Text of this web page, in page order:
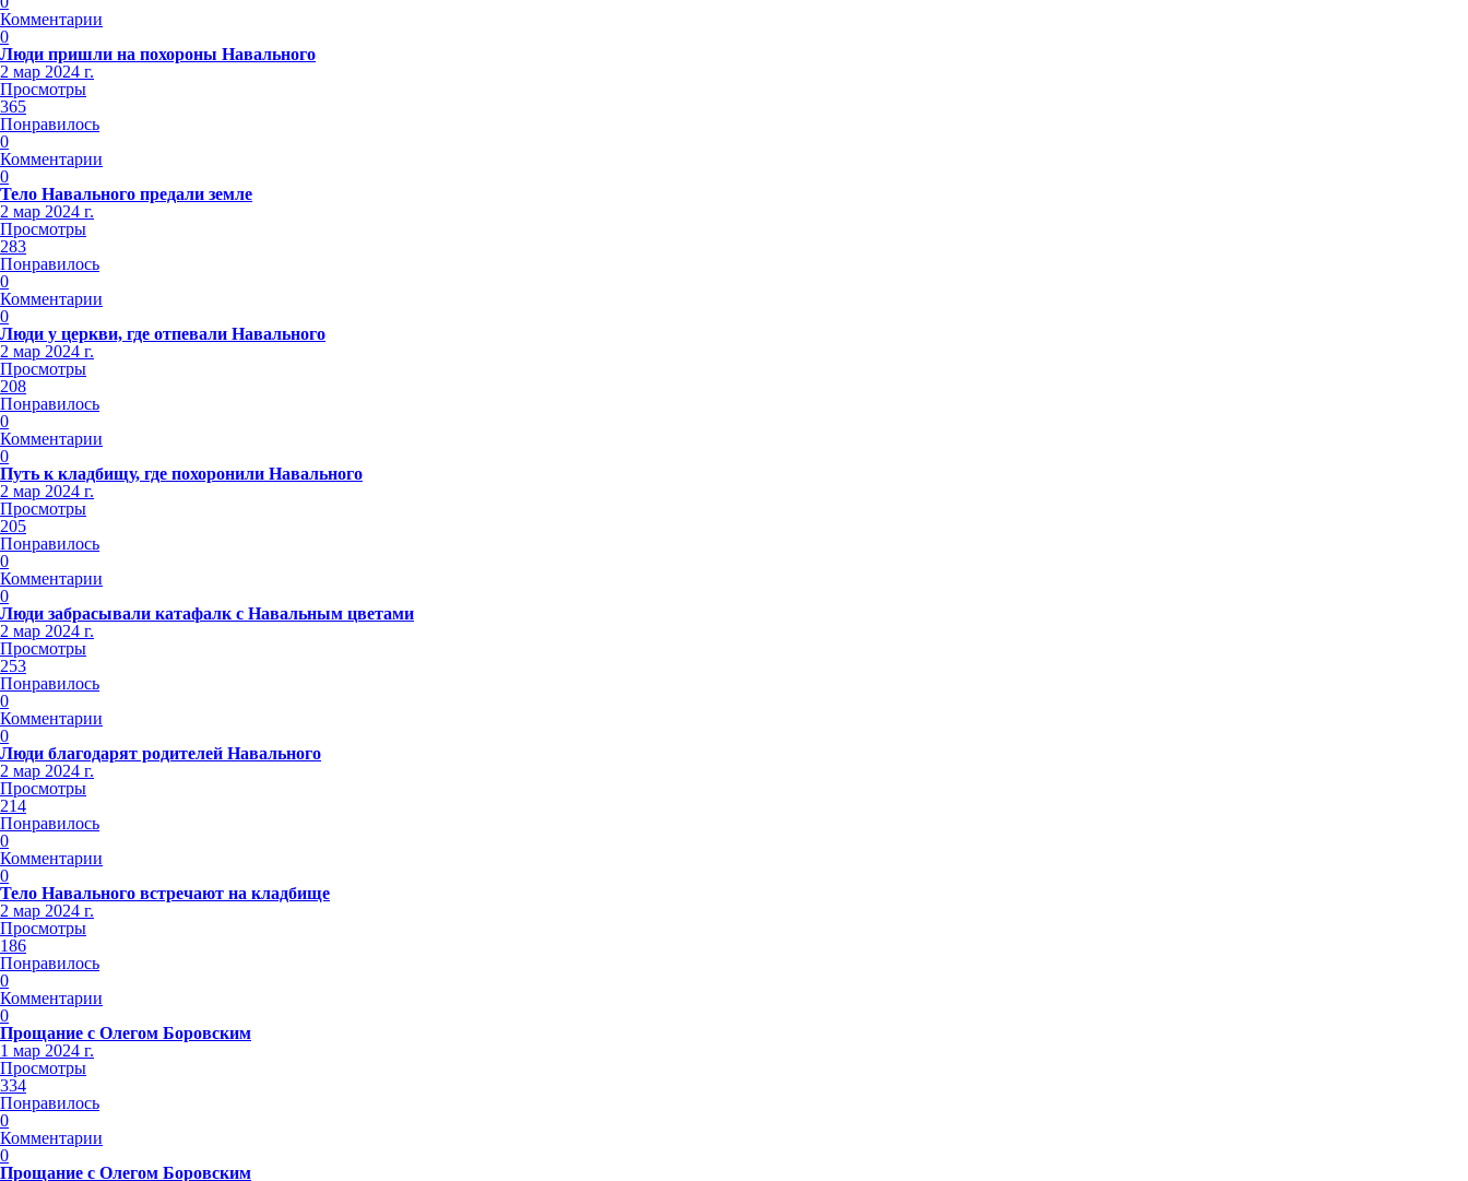
Комментарии
0
Люди пришли на похороны Навального
2 мар 2024 г.
Просмотры
365
Понравилось
0
Комментарии
0
Тело Навального предали земле
2 мар 2024 г.
Просмотры
283
Понравилось
0
Комментарии
0
Люди у церкви, где отпевали Навального
2 мар 2024 г.
Просмотры
208
Понравилось
0
Комментарии
0
Путь к кладбищу, где похоронили Навального
2 мар 2024 г.
Просмотры
205
Понравилось
0
Комментарии
0
Люди забрасывали катафалк с Навальным цветами
2 мар 2024 г.
Просмотры
253
Понравилось
0
Комментарии
0
Люди благодарят родителей Навального
2 мар 2024 г.
Просмотры
214
Понравилось
0
Комментарии
0
Тело Навального встречают на кладбище
2 мар 2024 г.
Просмотры
186
Понравилось
0
Комментарии
0
Прощание с Олегом Боровским
1 мар 2024 г.
Просмотры
334
Понравилось
0
Комментарии
0
Прощание с Олегом Боровским